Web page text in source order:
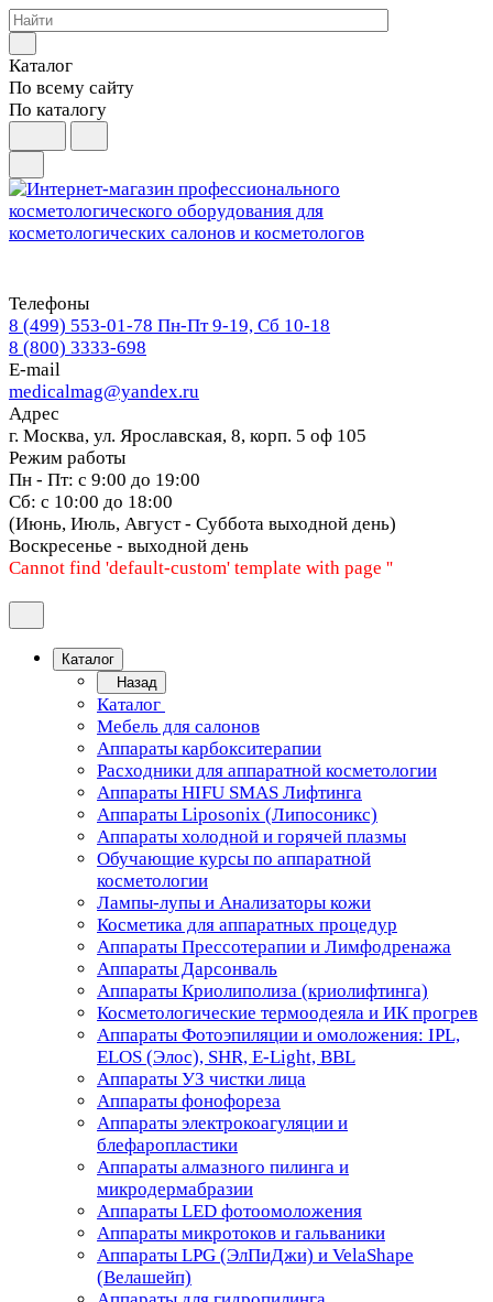
Каталог
По всему сайту
По каталогу
Телефоны
8 (499) 553-01-78 Пн-Пт 9-19, Сб 10-18
8 (800) 3333-698
E-mail
medicalmag@yandex.ru
Адрес
г. Москва, ул. Ярославская, 8, корп. 5 оф 105
Режим работы
Пн - Пт: с 9:00 до 19:00
Сб: с 10:00 до 18:00
(Июнь, Июль, Август - Суббота выходной день)
Воскресенье - выходной день
Cannot find 'default-custom' template with page ''
Каталог
Назад
Каталог
Мебель для салонов
Аппараты карбокситерапии
Расходники для аппаратной косметологии
Аппараты HIFU SMAS Лифтинга
Аппараты Liposonix (Липосоникс)
Аппараты холодной и горячей плазмы
Обучающие курсы по аппаратной
косметологии
Лампы-лупы и Анализаторы кожи
Косметика для аппаратных процедур
Аппараты Прессотерапии и Лимфодренажа
Аппараты Дарсонваль
Аппараты Криолиполиза (криолифтинга)
Косметологические термоодеяла и ИК прогрев
Аппараты Фотоэпиляции и омоложения: IPL,
ELOS (Элос), SHR, E-Light, BBL
Аппараты УЗ чистки лица
Аппараты фонофореза
Аппараты электрокоагуляции и
блефаропластики
Аппараты алмазного пилинга и
микродермабразии
Аппараты LED фотоомоложения
Аппараты микротоков и гальваники
Аппараты LPG (ЭлПиДжи) и VelaShape
(Велашейп)